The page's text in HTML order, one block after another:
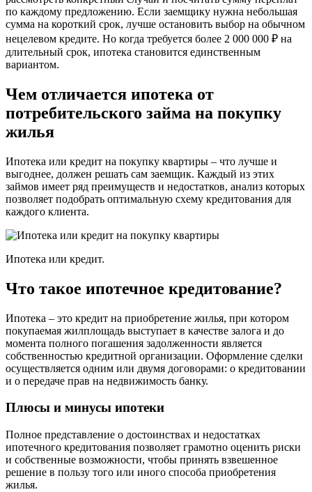
по каждому предложению. Если заемщику нужна небольшая
сумма на короткий срок, лучше остановить выбор на обычном
нецелевом кредите. Но когда требуется более 2 000 000 ₽ на
длительный срок, ипотека становится единственным
вариантом.
Чем отличается ипотека от
потребительского займа на покупку
жилья
Ипотека или кредит на покупку квартиры – что лучше и
выгоднее, должен решать сам заемщик. Каждый из этих
займов имеет ряд преимуществ и недостатков, анализ которых
позволяет подобрать оптимальную схему кредитования для
каждого клиента.
Ипотека или кредит.
Что такое ипотечное кредитование?
Ипотека – это кредит на приобретение жилья, при котором
покупаемая жилплощадь выступает в качестве залога и до
момента полного погашения задолженности является
собственностью кредитной организации. Оформление сделки
осуществляется одним или двумя договорами: о кредитовании
и о передаче прав на недвижимость банку.
Плюсы и минусы ипотеки
Полное представление о достоинствах и недостатках
ипотечного кредитования позволяет грамотно оценить риски
и собственные возможности, чтобы принять взвешенное
решение в пользу того или иного способа приобретения
жилья.